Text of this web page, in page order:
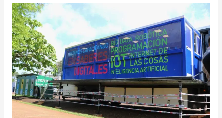
Talleres
en
aulas
móviles